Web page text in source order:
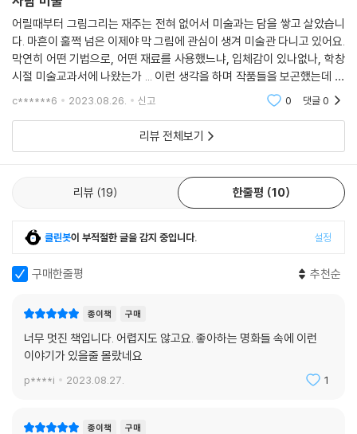
18세기 여성 화가 안나 도로테아 테르부슈(Anna Dorothea Therbusc
h, 1721~1782)가 그린 본인의 자화상입니다. 50대 중반쯤 되어 보이는
모습입니다. 여성에 대한 강력한 차별과 제약이 존재했던 18세기에 여성
화가 스스로 자신의 나이 든 모습을 우아하고 당당하게 그려냈다는 사실이
매우 대단합니다. 실제로 그는 여성 최초로 아카데미에 입학한 선진적인
인물이었다고 합니다. 그림을 가만히 살펴보면 몇 가지 특이한 점이 눈에
들어옵니다. 그림 속 여성은 안경을 쓰고 한쪽 다리를 꼰 채 손에는 책을 들
고 있습니다. 당시 사회가 여성에게 요구했던 모습, 가령 아름답게 꾸민 모
로 정면을 당당히 응시하고 있는 중입니다. 보기만 해도 ‘쿨내 나는’ 멋진
할머니 같습니다.
목을 베는 유디트〉에서 자기만의 삶을 펼쳐낸 강인한 여성의 모습을 발견
하기도 한다.
제2부 ‘노동’에서는 빈센트 반 고흐의 〈정오의 휴식〉을 보며 노동자의 휴식
권이 보장되어야 함을 꼬집고, 오노레 도미에의 〈봉기〉와 외젠 들라크루아
의 〈민중을 이끄는 자유의 여신: 1830년 7월 28일〉을 보며 가난한 여성이
노동투쟁 현장에 뛰어들 수밖에 없었던 이유를 살펴본다. 러시아 화가 일
리야 레핀의 〈볼가 강의 노동자들〉과 헨리 윌리스의 〈돌 깨는 사람〉을 보며
비판하고, 르네상스 시기에 그린 동양인의 초상화를 보며 외국인일지라도
노동하는 데 있어 차별받지 않아야 함과 적절한 생활수준을 누릴 수 있어
야 함을 지적한다. 1911년 트라이앵글 셔츠웨이스트 공장 화재로 촉발된
‘세계 여성의 날’ 제정과 무려 천 년에 걸쳐 지은 아름다운 ‘몽생미셸’ 뒤에
평범한 사람들의 혹독한 노동이 가려져 있었음을 간과하지 않아야 한다고
일침을 가한다.
제3부 ‘차별과 혐오’에서는 16세기 풍속화가 피터르 브뤼헐의 〈소경이 소
경을 인도하다〉를 보며 우리 일상에서 비일비재한 장애 혐오 표현을 살펴
보고, 서민의 삶을 가장 사실적으로 그려낸 화가 오노레 도미에의 〈구출〉을
보며 시리아 난민 쿠르디를 떠올린다. 영국 화가 포드 매덕스 브라운의 〈영
어릴때부터 그림그리는 재주는 전혀 없어서 미술과는 담을 쌓고 살았습니
다. 마흔이 훌쩍 넘은 이제야 막 그림에 관심이 생겨 미술관 다니고 있어요.
막연히 어떤 기법으로, 어떤 재료를 사용했느냐, 입체감이 있나없나, 학창
시절 미술교과서에 나왔는가 ... 이런 생각을 하며 작품들을 보곤했는데 이
책을 통해 이렇게나 재미있는 이야기들이 있다는 것을 알게되었습니다. 그
c******6 2023.08.26. 신고 0 댓글0
리뷰 전체보기
리뷰 19 한줄평 10
클린봇이 부적절한 글을 감지 중입니다. 설정
구매한줄평 추천순
종이책 구매
너무 멋진 책입니다. 어렵지도 않고요. 좋아하는 명화들 속에 이런
이야기가 있을줄 몰랐네요
p****i 2023.08.27. 1
종이책 구매